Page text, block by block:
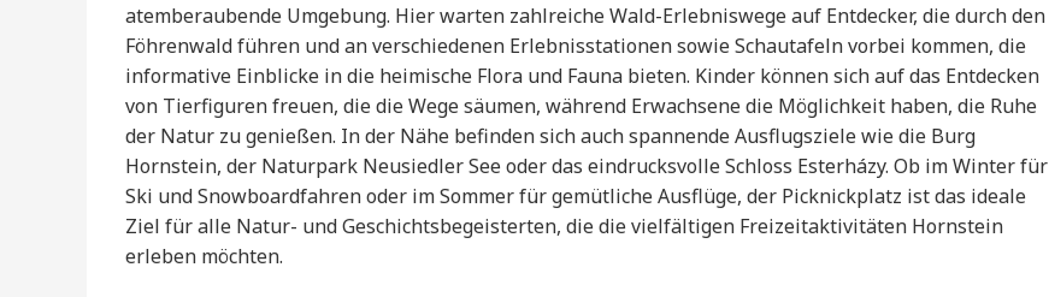
atemberaubende Umgebung. Hier warten zahlreiche Wald-Erlebniswege auf Entdecker, die durch den
Föhrenwald führen und an verschiedenen Erlebnisstationen sowie Schautafeln vorbei kommen, die
informative Einblicke in die heimische Flora und Fauna bieten. Kinder können sich auf das Entdecken
von Tierfiguren freuen, die die Wege säumen, während Erwachsene die Möglichkeit haben, die Ruhe
der Natur zu genießen. In der Nähe befinden sich auch spannende Ausflugsziele wie die Burg
Hornstein, der Naturpark Neusiedler See oder das eindrucksvolle Schloss Esterházy. Ob im Winter für
Ski und Snowboardfahren oder im Sommer für gemütliche Ausflüge, der Picknickplatz ist das ideale
Ziel für alle Natur- und Geschichtsbegeisterten, die die vielfältigen Freizeitaktivitäten Hornstein
erleben möchten.